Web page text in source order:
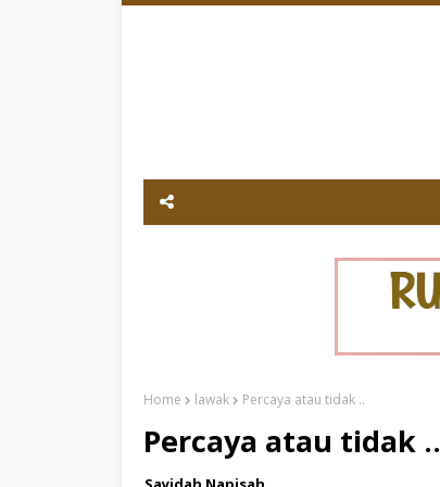
Home lawak Percaya atau tidak ..
Percaya atau tidak ..